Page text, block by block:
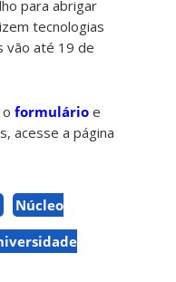
para abrigar
tecnologias
vão até 19 de
oformulário e
acesse a página
Núcleo